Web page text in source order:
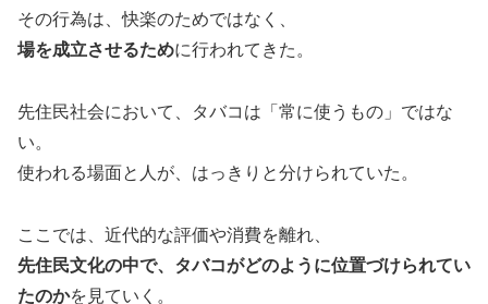
その行為は、快楽のためではなく、
場を成立させるために行われてきた。
先住民社会において、タバコは「常に使うもの」ではな
い。
使われる場面と人が、はっきりと分けられていた。
ここでは、近代的な評価や消費を離れ、
先住民文化の中で、タバコがどのように位置づけられてい
たのかを見ていく。